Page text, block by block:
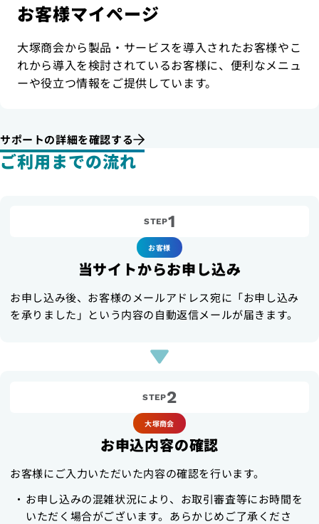
お客様マイページ
大塚商会から製品・サービスを導入されたお客様やこ
れから導入を検討されているお客様に、便利なメニュ
ーや役立つ情報をご提供しています。
サポートの詳細を確認する
ご利用までの流れ
STEP1
お客様
当サイトからお申し込み
お申し込み後、お客様のメールアドレス宛に「お申し込み
を承りました」という内容の自動返信メールが届きます。
STEP2
大塚商会
お申込内容の確認
お客様にご入力いただいた内容の確認を行います。
お申し込みの混雑状況により、お取引審査等にお時間を
いただく場合がございます。あらかじめご了承くださ